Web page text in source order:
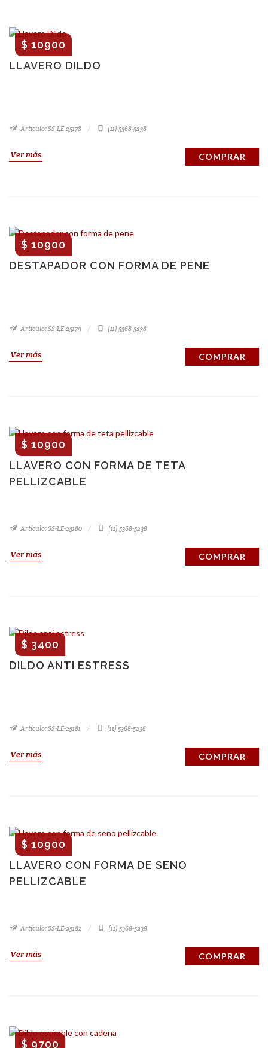
LLAVERO DILDO
$ 10900
Artículo: SS-LE-25178 (11) 5368-5238
Ver más COMPRAR
DESTAPADOR CON FORMA DE PENE
$ 10900
Artículo: SS-LE-25179 (11) 5368-5238
Ver más COMPRAR
LLAVERO CON FORMA DE TETA
PELLIZCABLE
$ 10900
Artículo: SS-LE-25180 (11) 5368-5238
Ver más COMPRAR
DILDO ANTI ESTRESS
$ 3400
Artículo: SS-LE-25181 (11) 5368-5238
Ver más COMPRAR
LLAVERO CON FORMA DE SENO
PELLIZCABLE
$ 10900
Artículo: SS-LE-25182 (11) 5368-5238
Ver más COMPRAR
$ 9700